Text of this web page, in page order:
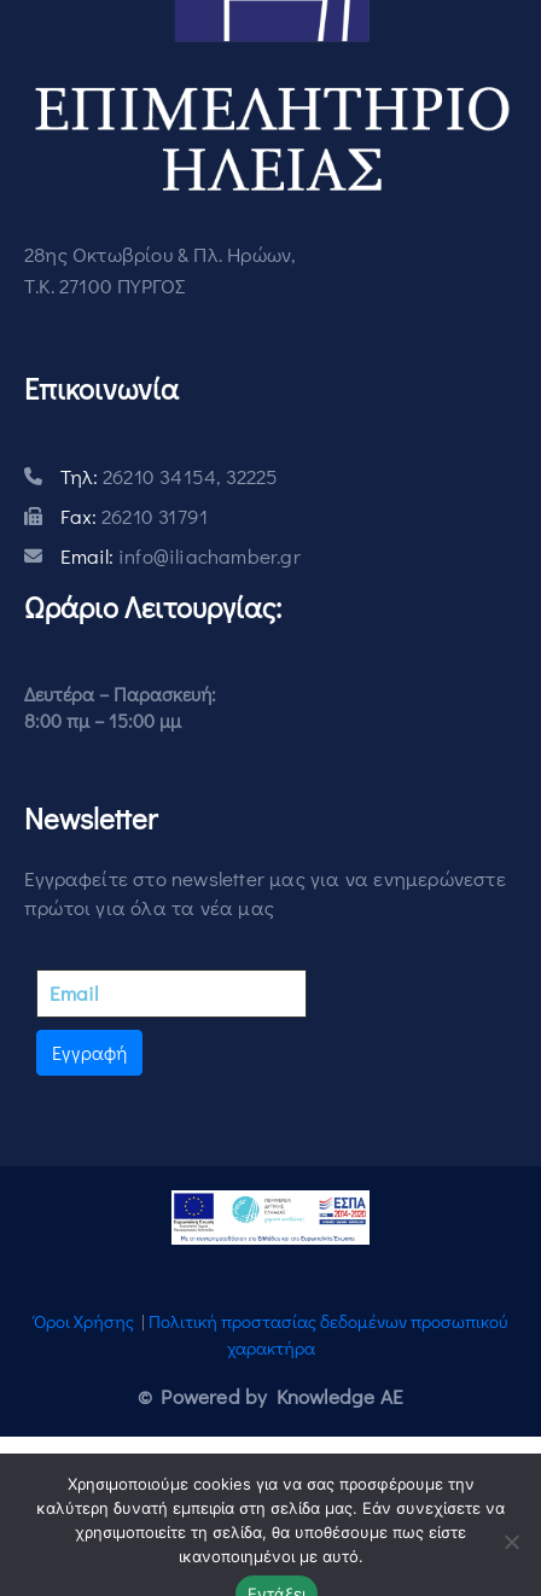
28ης Οκτωβρίου & Πλ. Ηρώων,
Τ.Κ. 27100 ΠΥΡΓΟΣ
Επικοινωνία
Τηλ: 26210 34154, 32225
Fax: 26210 31791
Email: info@iliachamber.gr
Ωράριο Λειτουργίας:
Δευτέρα – Παρασκευή:
8:00 πμ – 15:00 μμ
Newsletter
Εγγραφείτε στο newsletter μας για να ενημερώνεστε
πρώτοι για όλα τα νέα μας
Εγγραφή
Όροι Χρήσης | Πολιτική προστασίας δεδομένων προσωπικού
χαρακτήρα
© Powered by Knowledge AE
Χρησιμοποιούμε cookies για να σας προσφέρουμε την
καλύτερη δυνατή εμπειρία στη σελίδα μας. Εάν συνεχίσετε να
χρησιμοποιείτε τη σελίδα, θα υποθέσουμε πως είστε
ικανοποιημένοι με αυτό.